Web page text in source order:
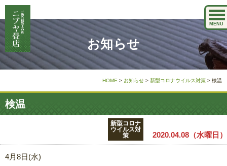
MENU
お知らせ
HOME > お知らせ > 新型コロナウイルス対策 > 検温
検温
新型コロナ
ウイルス対
策
2020.04.08（水曜日）
4月8日(水)